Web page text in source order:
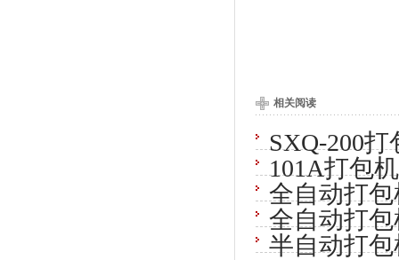
相关阅读
SXQ-200
101A打包
全自动打
全自动打
半自动打